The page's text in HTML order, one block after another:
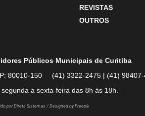
REVISTAS
OUTROS
Públicos Municipais de Curitiba
80010-150 (41) 3322-2475 | (41)
a sexta-feira das 8h às 18h.
por Direta Sistemas / Designed by Freepik